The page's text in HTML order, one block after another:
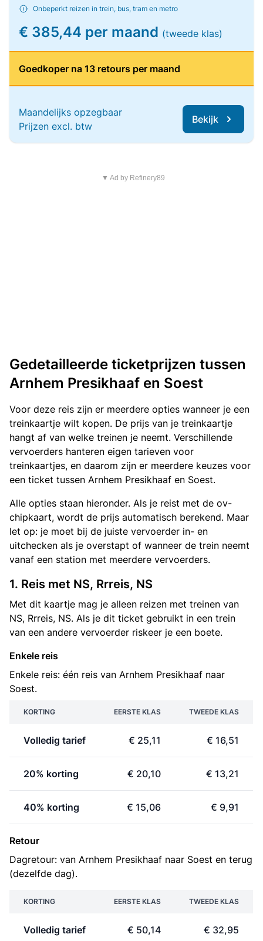
Onbeperkt reizen in trein, bus, tram en metro
€ 385,44 per maand (tweede klas)
Goedkoper na 13 retours per maand
Maandelijks opzegbaar
Prijzen excl. btw
Bekijk
▼ Ad by Refinery89
Gedetailleerde ticketprijzen tussen
Arnhem Presikhaaf en Soest
Voor deze reis zijn er meerdere opties wanneer je een
treinkaartje wilt kopen. De prijs van je treinkaartje
hangt af van welke treinen je neemt. Verschillende
vervoerders hanteren eigen tarieven voor
treinkaartjes, en daarom zijn er meerdere keuzes voor
een ticket tussen Arnhem Presikhaaf en Soest.
Alle opties staan hieronder. Als je reist met de ov-
chipkaart, wordt de prijs automatisch berekend. Maar
let op: je moet bij de juiste vervoerder in- en
uitchecken als je overstapt of wanneer de trein neemt
vanaf een station met meerdere vervoerders.
1. Reis met NS, Rrreis, NS
Met dit kaartje mag je alleen reizen met treinen van
NS, Rrreis, NS. Als je dit ticket gebruikt in een trein
van een andere vervoerder riskeer je een boete.
Enkele reis
Enkele reis: één reis van Arnhem Presikhaaf naar
Soest.
KORTING EERSTE KLAS TWEEDE KLAS
Volledig tarief € 25,11 € 16,51
20% korting € 20,10 € 13,21
40% korting € 15,06 € 9,91
Retour
Dagretour: van Arnhem Presikhaaf naar Soest en terug
(dezelfde dag).
KORTING EERSTE KLAS TWEEDE KLAS
Volledig tarief € 50,14 € 32,95